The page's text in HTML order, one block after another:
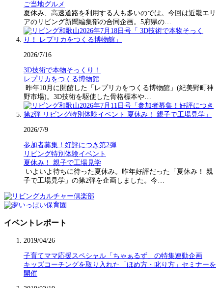
ご当地グルメ
夏休み、高速道路を利用する人も多いのでは。今回は近畿エリ
アのリビング新聞編集部の合同企画。5府県の…
2026/7/16
3D技術で本物そっくり！
レプリカをつくる博物館
昨年10月に開館した「レプリカをつくる博物館」(紀美野町神
野市場)。3D技術を駆使した骨格標本や…
2026/7/9
参加者募集！好評につき第2弾
リビング特別体験イベント
夏休み！ 親子で工場見学
いよいよ待ちに待った夏休み。昨年好評だった「夏休み！ 親
子で工場見学」の第2弾を企画しました。今…
イベントレポート
2019/04/26
子育てママ応援スペシャル「ちゃぁるず」の特集連動企画
キッズコーチングを取り入れた「ほめ方・叱り方」セミナーを
開催